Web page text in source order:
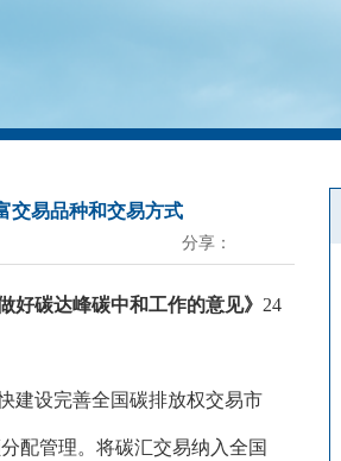
交易品种和交易方式
分享：
好碳达峰碳中和工作的意见》 24
建设完善全国碳排放权交易市
配管理。将碳汇交易纳入全国